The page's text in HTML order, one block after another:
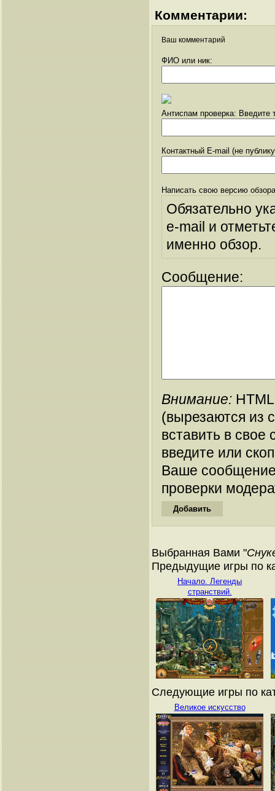
Комментарии:
Ваш комментарий
ФИО или ник:
Антиспам проверка: Введите
Контактный E-mail (не
Написать свою версию
Обязательно
e-mail и
именно обзор.
Сообщение:
Внимание:
(вырезаются из
вставить в
введите или
Ваше
проверки
Выбранная Вами "
Предыдущие игры по
Начало. Легенды
странствий.
Следующие игры по
Великое искусство